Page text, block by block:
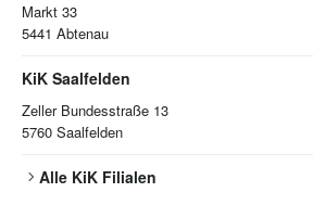
Markt 33
5441 Abtenau
KiK Saalfelden
Zeller Bundesstraße 13
5760 Saalfelden
Alle KiK Filialen